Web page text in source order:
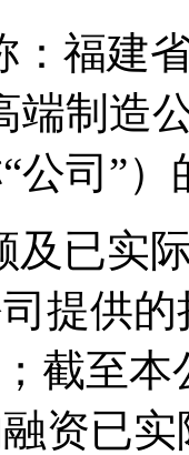
：福建
端制造
公司”
及已实
提供
截至
资已